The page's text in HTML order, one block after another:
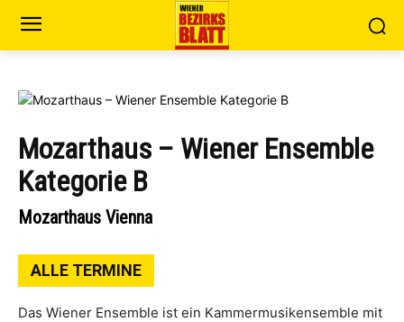
Mozarthaus – Wiener Ensemble
Kategorie B
Mozarthaus Vienna
ALLE TERMINE
Das Wiener Ensemble ist ein Kammermusikensemble mit